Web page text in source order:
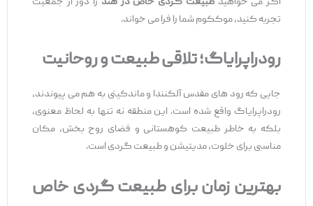
تجربه کنید، موککوم شما را فرا می ‌خواند.
رودراپرایاگ؛ تلاقی طبیعت و روحانیت
جایی که رود های مقدس آلکنندا و ماندکینی به هم می ‌پیوندند،
رودراپرایاگ واقع شده است. این منطقه نه تنها به‌ لحاظ معنوی،
بلکه به‌ خاطر طبیعت کوهستانی و فضای روح‌ بخش، مکان
مناسبی برای خلوت، مدیتیشن و طبیعت ‌گردی است.
بهترین زمان برای طبیعت‌ گردی خاص